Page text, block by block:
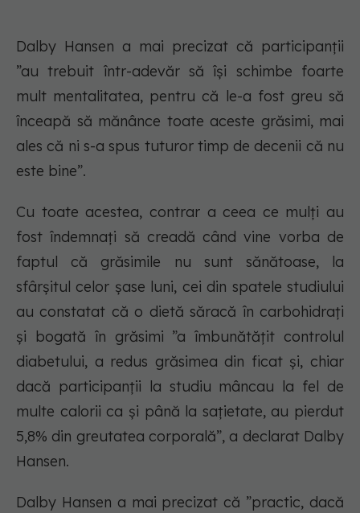
Dalby Hansen a mai precizat că participanții
”au trebuit într-adevăr să își schimbe foarte
mult mentalitatea, pentru că le-a fost greu să
înceapă să mănânce toate aceste grăsimi, mai
ales că ni s-a spus tuturor timp de decenii că nu
este bine”.
Cu toate acestea, contrar a ceea ce mulți au
fost îndemnați să creadă când vine vorba de
faptul că grăsimile nu sunt sănătoase, la
sfârșitul celor șase luni, cei din spatele studiului
au constatat că o dietă săracă în carbohidrați
și bogată în grăsimi ”a îmbunătățit controlul
diabetului, a redus grăsimea din ficat și, chiar
dacă participanții la studiu mâncau la fel de
multe calorii ca și până la sațietate, au pierdut
5,8% din greutatea corporală”, a declarat Dalby
Hansen.
Dalby Hansen a mai precizat că ”practic, dacă